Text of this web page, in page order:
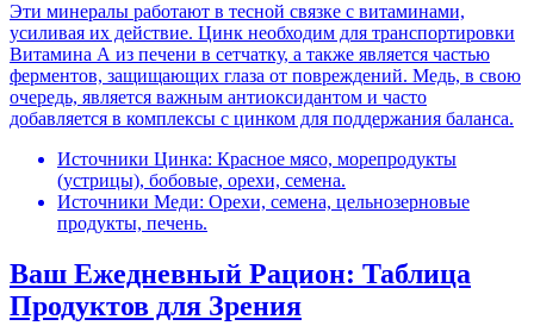
Эти минералы работают в тесной связке с витаминами,
усиливая их действие. Цинк необходим для транспортировки
Витамина А из печени в сетчатку, а также является частью
ферментов, защищающих глаза от повреждений. Медь, в свою
очередь, является важным антиоксидантом и часто
добавляется в комплексы с цинком для поддержания баланса.
Источники Цинка: Красное мясо, морепродукты
(устрицы), бобовые, орехи, семена.
Источники Меди: Орехи, семена, цельнозерновые
продукты, печень.
Ваш Ежедневный Рацион: Таблица
Продуктов для Зрения